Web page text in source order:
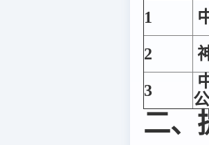
1
2
3
二、